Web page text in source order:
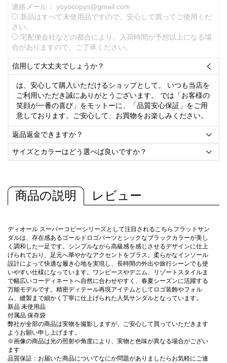
連絡メール： yoyocopys@gmail.com
新品はすべて未使用品ですので、安心して買ってご使用くだ
さい。
宅配便会社などの都合により、入荷時間が予想以上になる場
合がありますので、ご了承ください。
信用して大丈夫でしょうか？ 
は、安心して購入いただけるショップとして。 いつも当店を
ご利用いただき誠にありがとうございます。 では「お客様の
笑顔が一番の喜び」をモットーに、「品質安心保証」をご用
意しております。ご安心して、お買物をお楽しみください。
返品返金できますか？ 
サイズとカラーはどう選べば良いですか？ 
商品の説明 レビュー
ディオール スーパーコピーシリーズとして注目されるこちらフラットサン
ダルは、存在感あるゴールドロゴパーツとシックなブラックカラーが美し
く調和した一足です。シンプルながら高級感を感じさせるデザインに仕上
げられており、足元へ華やかなアクセントをプラス。柔らかなインソール
設計によって快適な履き心地を実現し、長時間の外出や旅行シーンでも使
いやすい仕様になっています。ワンピースやデニム、リゾートスタイルま
で幅広いコーディネートへ自然に合わせやすく、春夏シーズンに活躍する
万能モデルです。精密ディテール再現アイテムとしてロゴ装飾やフォル
ム、縫製まで細かく丁寧に仕上げられた人気サンダルとなっています。
新品 未使用品
付属品 保存袋
弊社が全部の商品は実物を撮影しますが、ご安心して買っていただきます
ようお願い申し上げます。
※画像の商品は光の照射や角度により、実物と色味が異なる場合がござい
ます
品質保証：お届いた商品についてなにか問題がありましたらお気軽にご連